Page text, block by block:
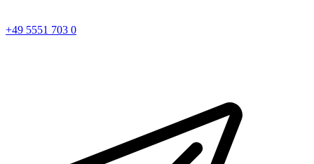
+49 5551 703 0